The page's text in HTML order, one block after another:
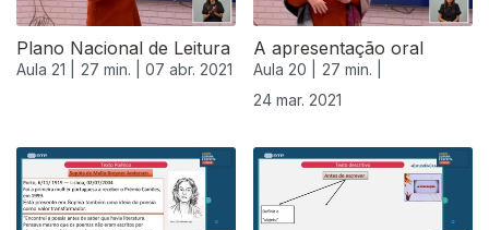
Plano Nacional de Leitura
Aula 21 | 27 min. | 07 abr. 2021
A apresentação oral
Aula 20 |
27 min. |
24 mar. 2021